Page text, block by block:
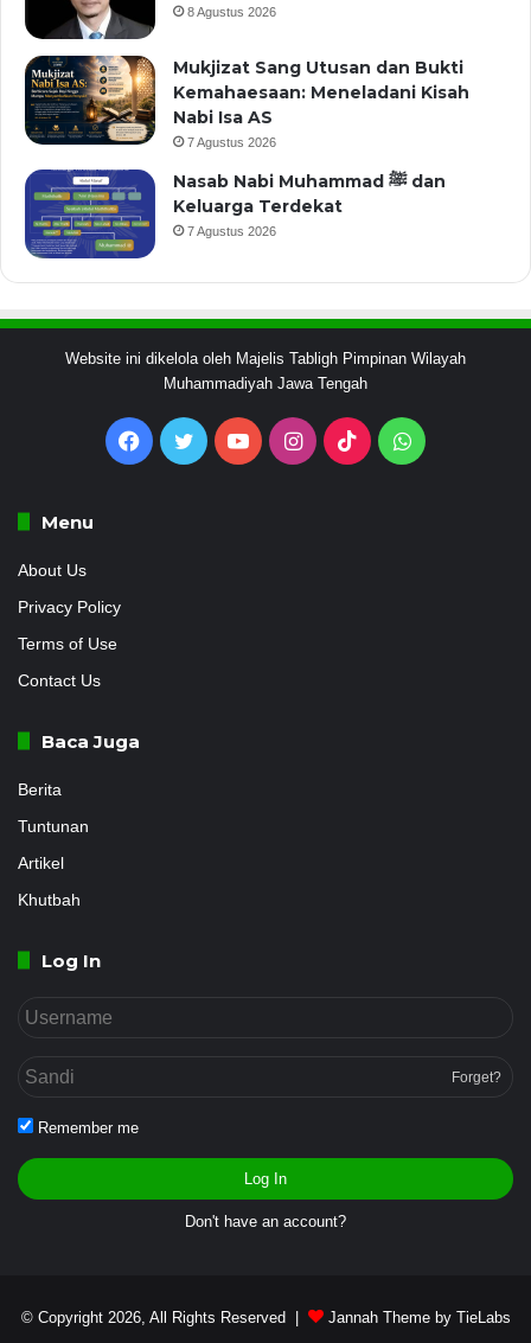
8 Agustus 2026
Mukjizat Sang Utusan dan Bukti
Kemahaesaan: Meneladani Kisah
Nabi Isa AS
7 Agustus 2026
Nasab Nabi Muhammad ﷺ dan
Keluarga Terdekat
7 Agustus 2026
Website ini dikelola oleh Majelis Tabligh Pimpinan Wilayah
Muhammadiyah Jawa Tengah
Facebook
Twitter YouTubeInstagram
TikTokWhatsApp
Menu
About Us
Privacy Policy
Terms of Use
Contact Us
Baca Juga
Berita
Tuntunan
Artikel
Khutbah
Log In
Forget?
Remember me
Log In
Don't have an account?
© Copyright 2026, All Rights Reserved | Jannah Theme by TieLabs